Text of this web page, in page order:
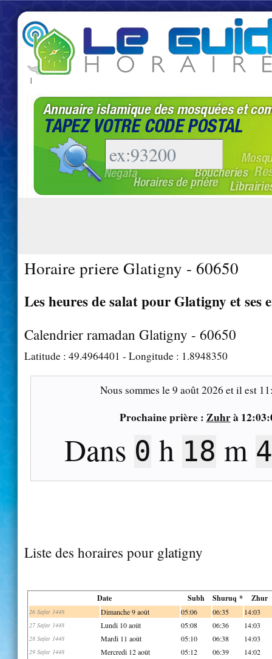
|
Horaire priere Glatigny - 60650
Les heures de salat pour Glatigny et ses
Calendrier ramadan Glatigny - 60650
Latitude : 49.4964401 - Longitude : 1.8948350
Nous sommes le9 août 2026 et il est
Prochaine prière : Zuhrà
Dans 0 h 18 m
Liste des horaires pour glatigny
Date Subh Shuruq * Zhur
26 Safar 1448 Dimanche 9 août 05:06 06:35 14:03
27 Safar 1448 Lundi 10 août 05:08 06:36 14:03
28 Safar 1448 Mardi 11 août 05:10 06:38 14:03
29 Safar 1448 Mercredi 12 août 05:12 06:39 14:02